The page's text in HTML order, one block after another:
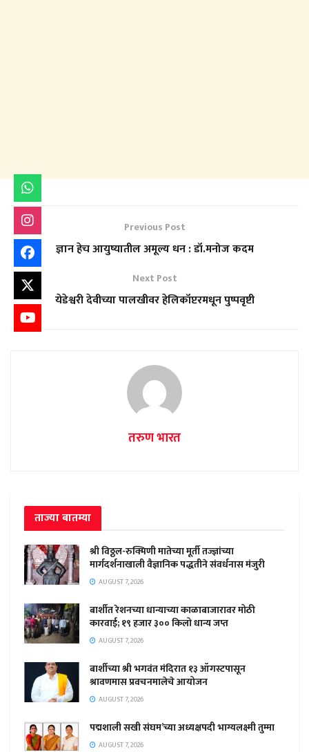
Previous Post
ज्ञान हेच आयुष्यातील अमूल्य धन : डॉ.मनोज कदम
Next Post
येडेश्वरी देवीच्या पालखीवर हेलिकॉप्टरमधून पुष्पवृष्टी
तरुण भारत
ताज्या बातम्या
श्री विठ्ठल-रुक्मिणी मातेच्या मूर्ती तज्ज्ञांच्या
मार्गदर्शनाखाली वैज्ञानिक पद्धतीने संवर्धनास मंजुरी
AUGUST 7, 2026
बार्शीत रेशनच्या धान्याच्या काळाबाजारावर मोठी
कारवाई; १९ हजार ३०० किलो धान्य जप्त
AUGUST 7, 2026
बार्शीच्या श्री भगवंत मंदिरात १३ ऑगस्टपासून
श्रावणमास प्रवचनमालेचे आयोजन
AUGUST 7, 2026
पद्मशाली सखी संघम’च्या अध्यक्षपदी भाग्यलक्ष्मी तुम्मा
AUGUST 7, 2026